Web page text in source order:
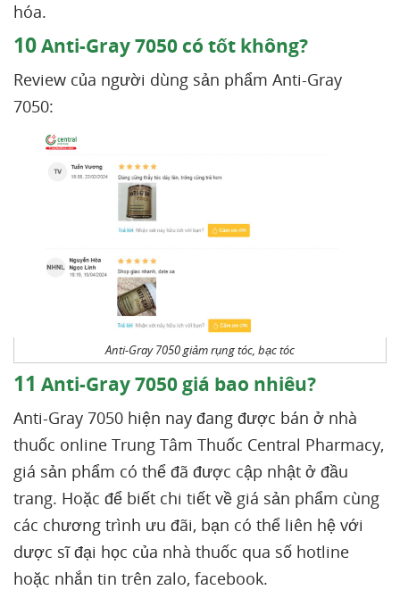
hóa.
10Anti-Gray 7050 có tốt không?
Review của người dùng sản phẩm Anti-Gray
7050:
Anti-Gray 7050 giảm rụng tóc, bạc tóc
11 Anti-Gray 7050 giá bao nhiêu?
Anti-Gray 7050 hiện nay đang được bán ở nhà
thuốc online Trung Tâm Thuốc Central Pharmacy,
giá sản phẩm có thể đã được cập nhật ở đầu
trang. Hoặc để biết chi tiết về giá sản phẩm cùng
các chương trình ưu đãi, bạn có thể liên hệ với
dược sĩ đại học của nhà thuốc qua số hotline
hoặc nhắn tin trên zalo, facebook.